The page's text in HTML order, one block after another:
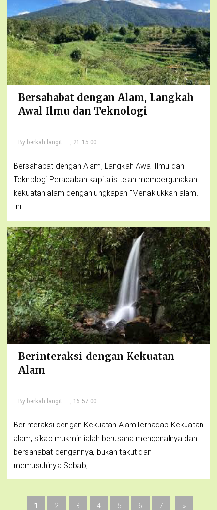
Bersahabat dengan Alam, Langkah
Awal Ilmu dan Teknologi
By berkah langit , 21.15.00
Bersahabat dengan Alam, Langkah Awal Ilmu dan
Teknologi Peradaban kapitalis telah mempergunakan
kekuatan alam dengan ungkapan "Menaklukkan alam."
Ini...
Berinteraksi dengan Kekuatan
Alam
By berkah langit , 16.57.00
Berinteraksi dengan Kekuatan AlamTerhadap Kekuatan
alam, sikap mukmin ialah berusaha mengenalnya dan
bersahabat dengannya, bukan takut dan
memusuhinya.Sebab,...
1 2 3 4 5 6 7 »